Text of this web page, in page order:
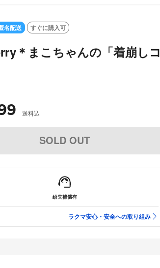
OUT
名配送 すぐに購入可
＊まこちゃんの「着崩しコ
送料込
SOLD OUT
紛失補償有
ラクマ安心・安全への取り組み